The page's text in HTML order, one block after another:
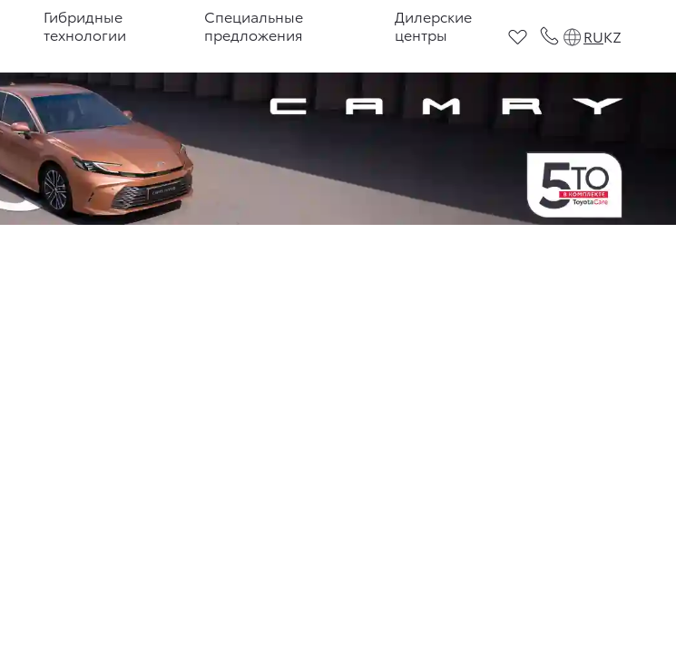
Гибридные
технологии
Специальные
предложения
Дилерские
центры
RUKZ